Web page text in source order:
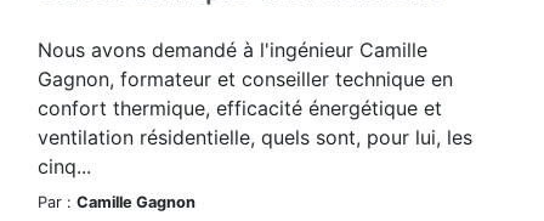
Nous avons demandé à l'ingénieur Camille
Gagnon, formateur et conseiller technique en
confort thermique, efficacité énergétique et
ventilation résidentielle, quels sont, pour lui, les
cinq...
Par : Camille Gagnon